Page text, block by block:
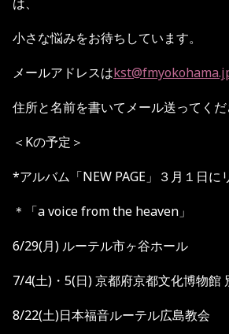
小さな悩みをお待ちしています。
メールアドレスは
住所と名前を書いてメール送ってくだ
＜Kの予定＞
*アルバム「NEW PAGE」３月１日に
＊「a voice from the heaven 」
6/29(月) ルーテル市ヶ谷ホール
7/4(土) ・ 5(日)京都府京都文化博物館
8/22(土)日本福音ルーテル広島教会